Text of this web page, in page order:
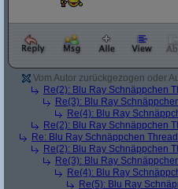
Vom Autor zurückgezogen oder
Re(2): Blu Ray Schnäppchen
Re(3): Blu Ray
Re(4): Blu Ray
Re(2): Blu Ray Schnäppchen
Re: Blu Ray Schnäppchen Thread
Re(2): Blu Ray Schnäppchen
Re(3): Blu Ray
Re(4): Blu Ray
Re(5): Blu Ray